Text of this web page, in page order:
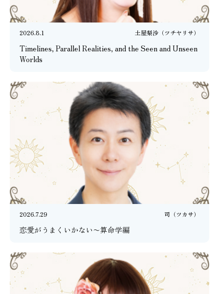
2026.8.1 土屋梨沙（ツチヤリサ）
Timelines, Parallel Realities, and the Seen and Unseen
Worlds
2026.7.29 司（ツカサ）
恋愛がうまくいかない〜算命学編